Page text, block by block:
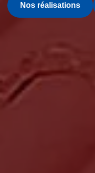
Nos réalisations